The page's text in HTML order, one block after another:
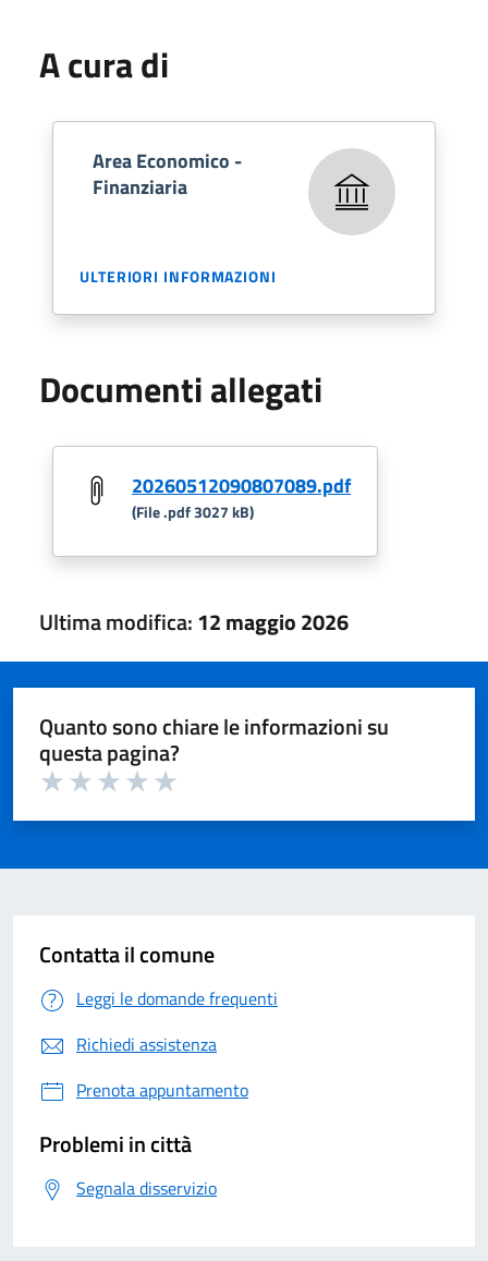
A cura di
Area Economico -
Finanziaria
ULTERIORI INFORMAZIONI
Documenti allegati
20260512090807089.pdf
(File .pdf 3027 kB)
Ultima modifica:12 maggio 2026
Quanto sono chiare le informazioni su
questa pagina?
Contatta il comune
Leggi le domande frequenti
Richiedi assistenza
Prenota appuntamento
Problemi in città
Segnala disservizio